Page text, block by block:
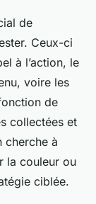
de
Ceux-ci
à l’action, le
voire les
de
collectées et
cherche à
la couleur ou
ciblée.